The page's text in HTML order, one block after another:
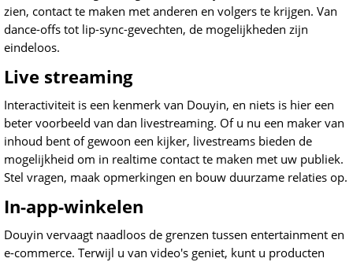
zien, contact te maken met anderen en volgers te krijgen. Van
dance-offs tot lip-sync-gevechten, de mogelijkheden zijn
eindeloos.
Live streaming
Interactiviteit is een kenmerk van Douyin, en niets is hier een
beter voorbeeld van dan livestreaming. Of u nu een maker van
inhoud bent of gewoon een kijker, livestreams bieden de
mogelijkheid om in realtime contact te maken met uw publiek.
Stel vragen, maak opmerkingen en bouw duurzame relaties op.
In-app-winkelen
Douyin vervaagt naadloos de grenzen tussen entertainment en
e-commerce. Terwijl u van video's geniet, kunt u producten